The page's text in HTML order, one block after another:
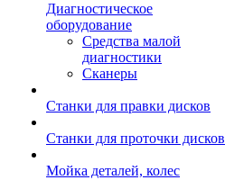
Диагностическое
оборудование
Средства малой
диагностики
Сканеры
Станки для правки дисков
Станки для проточки дисков
Мойка деталей, колес